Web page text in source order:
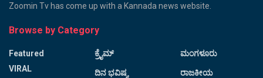
Zoomin Tv has come up with a Kannada news website.
Browse by Category
Featured
VIRAL
ಕ್ರೈಮ್
ದಿನ ಭವಿಷ್ಯ
ಮಂಗಳೂರು
ರಾಜಕೀಯ